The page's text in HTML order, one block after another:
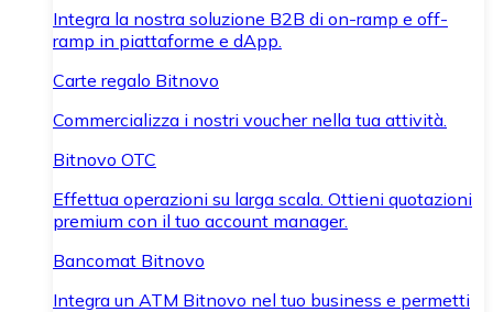
Integra la nostra soluzione B2B di on-ramp e off-
ramp in piattaforme e dApp.
Carte regalo Bitnovo
Commercializza i nostri voucher nella tua attività.
Bitnovo OTC
Effettua operazioni su larga scala. Ottieni quotazioni
premium con il tuo account manager.
Bancomat Bitnovo
Integra un ATM Bitnovo nel tuo business e permetti